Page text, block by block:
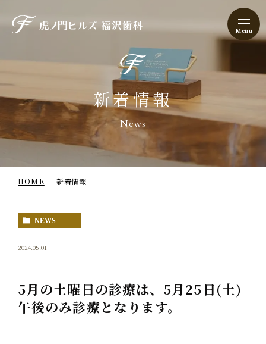
虎ノ門ヒルズ 福沢歯科
新着情報
News
HOME 新着情報
NEWS
2024.05.01
5月の土曜日の診療は、5月25日(土)
午後のみ診療となります。